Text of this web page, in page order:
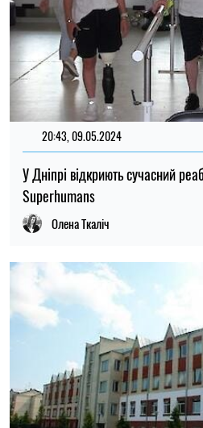
20:43, 09.05.2024
У Дніпрі відкриють сучасний
Superhumans
Олена Ткаліч